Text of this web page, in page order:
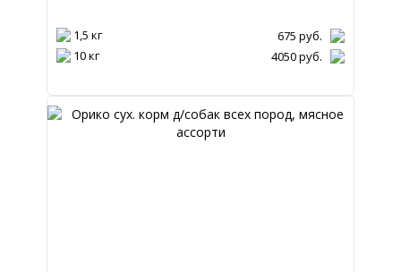
1,5 кг 675 руб.
10 кг
4050руб.